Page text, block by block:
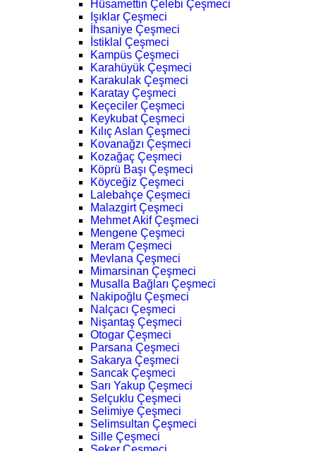
Hüsamettin Çelebi Çeşmeci
Işıklar Çeşmeci
İhsaniye Çeşmeci
İstiklal Çeşmeci
Kampüs Çeşmeci
Karahüyük Çeşmeci
Karakulak Çeşmeci
Karatay Çeşmeci
Keçeciler Çeşmeci
Keykubat Çeşmeci
Kılıç Aslan Çeşmeci
Kovanağzı Çeşmeci
Kozağaç Çeşmeci
Köprü Başı Çeşmeci
Köyceğiz Çeşmeci
Lalebahçe Çeşmeci
Malazgirt Çeşmeci
Mehmet Akif Çeşmeci
Mengene Çeşmeci
Meram Çeşmeci
Mevlana Çeşmeci
Mimarsinan Çeşmeci
Musalla Bağları Çeşmeci
Nakipoğlu Çeşmeci
Nalçacı Çeşmeci
Nişantaş Çeşmeci
Otogar Çeşmeci
Parsana Çeşmeci
Sakarya Çeşmeci
Sancak Çeşmeci
Sarı Yakup Çeşmeci
Selçuklu Çeşmeci
Selimiye Çeşmeci
Selimsultan Çeşmeci
Sille Çeşmeci